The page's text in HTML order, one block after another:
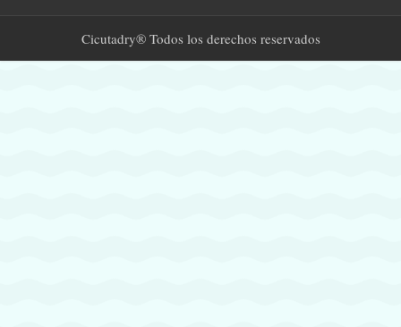
Cicutadry® Todos los derechos reservados